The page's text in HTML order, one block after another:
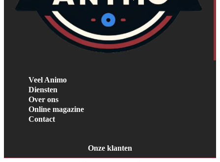
Veel Animo
Diensten
Over ons
Online magazine
Contact
Onze klanten